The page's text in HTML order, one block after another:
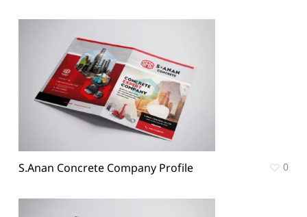
S.Anan Concrete Company Profile 0